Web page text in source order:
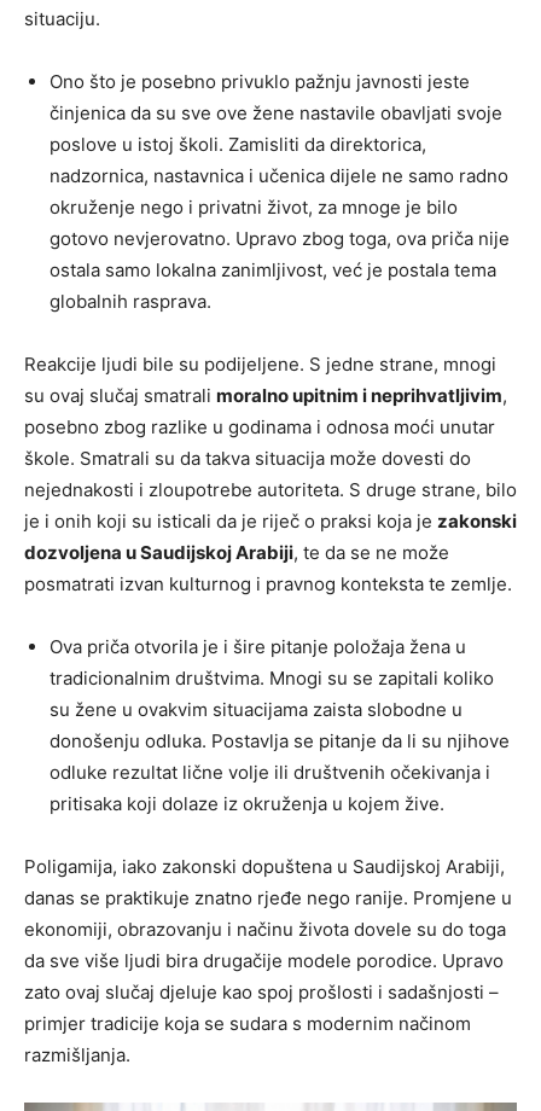
situaciju.
Ono što je posebno privuklo pažnju javnosti jeste
činjenica da su sve ove žene nastavile obavljati svoje
poslove u istoj školi. Zamisliti da direktorica,
nadzornica, nastavnica i učenica dijele ne samo radno
okruženje nego i privatni život, za mnoge je bilo
gotovo nevjerovatno. Upravo zbog toga, ova priča nije
ostala samo lokalna zanimljivost, već je postala tema
globalnih rasprava.
Reakcije ljudi bile su podijeljene. S jedne strane, mnogi
su ovaj slučaj smatrali moralno upitnim i neprihvatljivim,
posebno zbog razlike u godinama i odnosa moći unutar
škole. Smatrali su da takva situacija može dovesti do
nejednakosti i zloupotrebe autoriteta. S druge strane, bilo
je i onih koji su isticali da je riječ o praksi koja je zakonski
dozvoljena u Saudijskoj Arabiji, te da se ne može
posmatrati izvan kulturnog i pravnog konteksta te zemlje.
Ova priča otvorila je i šire pitanje položaja žena u
tradicionalnim društvima. Mnogi su se zapitali koliko
su žene u ovakvim situacijama zaista slobodne u
donošenju odluka. Postavlja se pitanje da li su njihove
odluke rezultat lične volje ili društvenih očekivanja i
pritisaka koji dolaze iz okruženja u kojem žive.
Poligamija, iako zakonski dopuštena u Saudijskoj Arabiji,
danas se praktikuje znatno rjeđe nego ranije. Promjene u
ekonomiji, obrazovanju i načinu života dovele su do toga
da sve više ljudi bira drugačije modele porodice. Upravo
zato ovaj slučaj djeluje kao spoj prošlosti i sadašnjosti –
primjer tradicije koja se sudara s modernim načinom
razmišljanja.